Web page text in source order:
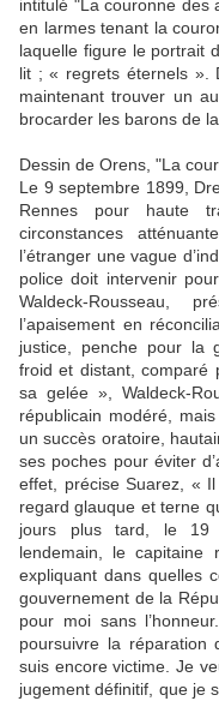
intitulé "La couronne des
en larmes tenant la
laquelle figure le portrait
lit ; « regrets éternels ».
maintenant trouver un
brocarder les barons de
Dessin de Orens, "La
Le 9 septembre 1899,
Rennes pour haute
circonstances
l’étranger une vague
police doit intervenir
Waldeck-Rousseau,
l’apaisement en
justice, penche pour la
froid et distant, comparé
sa gelée », Waldeck-
républicain modéré,
un succès oratoire,
ses poches pour éviter
effet, précise Suarez, «
regard glauque et terne
jours plus tard, le 19
lendemain, le
expliquant dans quelles
gouvernement de la
pour moi sans
poursuivre la réparation
suis encore victime. Je
jugement définitif, que je